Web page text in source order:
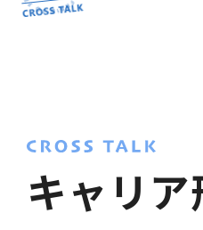
キャリ